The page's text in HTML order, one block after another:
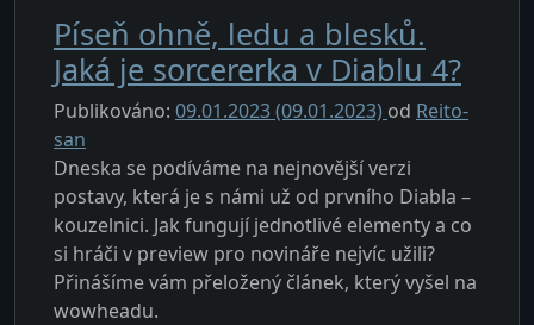
Píseň ohně, ledu a blesků.
Jaká je sorcererka v Diablu 4?
Publikováno: 09.01.2023(09.01.2023) od Reito-
san
Dneska se podíváme na nejnovější verzi
postavy, která je s námi už od prvního Diabla –
kouzelnici. Jak fungují jednotlivé elementy a co
si hráči v preview pro novináře nejvíc užili?
Přinášíme vám přeložený článek, který vyšel na
wowheadu.